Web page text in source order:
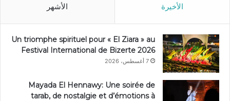
الأخيرة الأشهر
Un triomphe spirituel pour « El Ziara » au
Festival International de Bizerte 2026
7 أغسطس، 2026
Mayada El Hennawy: Une soirée de
tarab, de nostalgie et d’émotions à